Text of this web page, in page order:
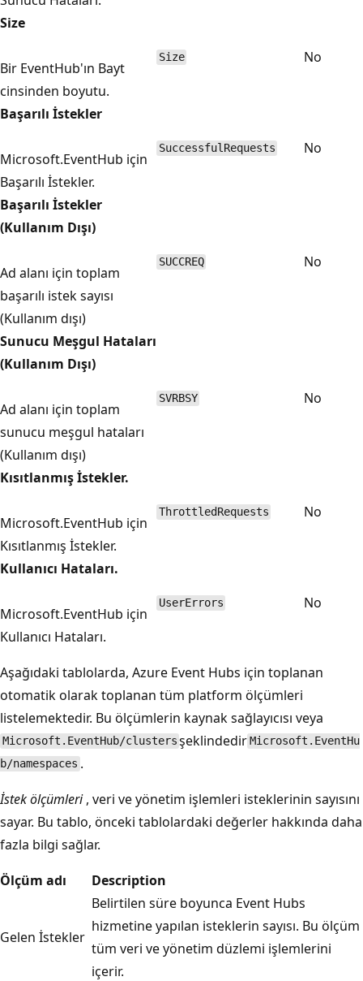
Size
Bir EventHub'ın Bayt
cinsinden boyutu.
Size No
Başarılı İstekler
Microsoft.EventHub için
Başarılı İstekler.
SuccessfulRequests No
Başarılı İstekler
(Kullanım Dışı)
Ad alanı için toplam
başarılı istek sayısı
(Kullanım dışı)
SUCCREQ No
Sunucu Meşgul Hataları
(Kullanım Dışı)
Ad alanı için toplam
sunucu meşgul hataları
(Kullanım dışı)
SVRBSY No
Kısıtlanmış İstekler.
Microsoft.EventHub için
Kısıtlanmış İstekler.
ThrottledRequests No
Kullanıcı Hataları.
Microsoft.EventHub için
Kullanıcı Hataları.
UserErrors No
Aşağıdaki tablolarda, Azure Event Hubs için toplanan
otomatik olarak toplanan tüm platform ölçümleri
listelemektedir. Bu ölçümlerin kaynak sağlayıcısı veya
Microsoft.EventHub/clusters şeklindedirMicrosoft.EventHu
b/namespaces .
İstek ölçümleri, veri ve yönetim işlemleri isteklerinin sayısını
sayar. Bu tablo, önceki tablolardaki değerler hakkında daha
fazla bilgi sağlar.
Ölçüm adı
Description
Gelen İstekler
Belirtilen süre boyunca Event Hubs
hizmetine yapılan isteklerin sayısı. Bu ölçüm
tüm veri ve yönetim düzlemi işlemlerini
içerir.